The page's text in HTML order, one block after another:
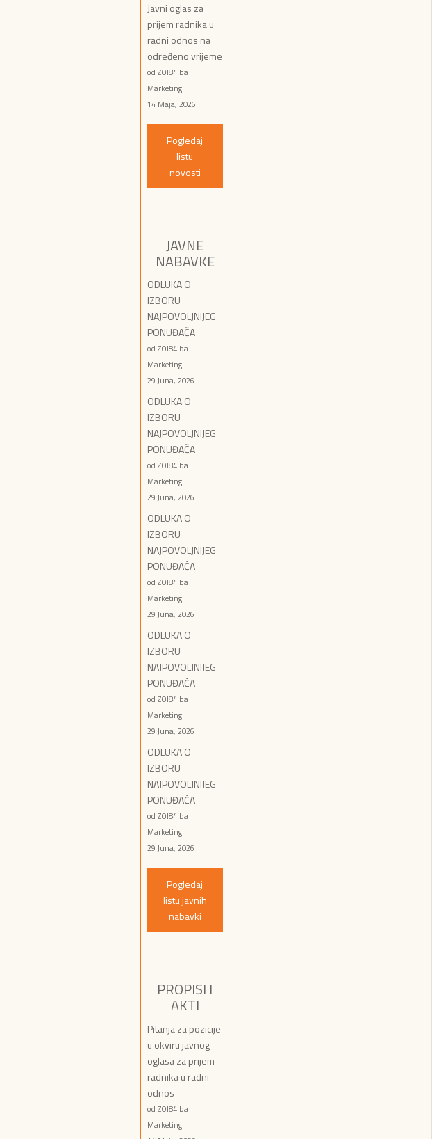
Javni oglas za
prijem radnika u
radni odnos na
određeno vrijeme
od ZOI84.ba
Marketing
14 Maja, 2026
Pogledaj
listu
novosti
JAVNE
NABAVKE
ODLUKA O
IZBORU
NAJPOVOLJNIJEG
PONUĐAČA
od ZOI84.ba
Marketing
29 Juna, 2026
ODLUKA O
IZBORU
NAJPOVOLJNIJEG
PONUĐAČA
od ZOI84.ba
Marketing
29 Juna, 2026
ODLUKA O
IZBORU
NAJPOVOLJNIJEG
PONUĐAČA
od ZOI84.ba
Marketing
29 Juna, 2026
ODLUKA O
IZBORU
NAJPOVOLJNIJEG
PONUĐAČA
od ZOI84.ba
Marketing
29 Juna, 2026
ODLUKA O
IZBORU
NAJPOVOLJNIJEG
PONUĐAČA
od ZOI84.ba
Marketing
29 Juna, 2026
Pogledaj
listu javnih
nabavki
PROPISI I
AKTI
Pitanja za pozicije
u okviru javnog
oglasa za prijem
radnika u radni
odnos
od ZOI84.ba
Marketing